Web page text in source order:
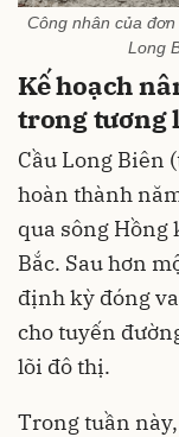
Công nhân của
Long
Kế hoạch
trong tương
Cầu Long Biên
hoàn thành
qua sông
Bắc. Sau hơn
định kỳ đóng
cho tuyến
lõi đô thị.
Trong tuần